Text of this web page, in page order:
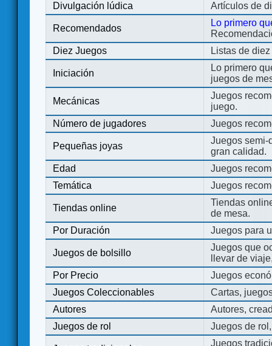
Divulgación lúdica
Artículos de
Recomendados
Lo primero
Diez Juegos
Listas de
Iniciación
Lo primero
juegos de
Mecánicas
Juegos
juego.
Número de jugadores
Juegos
Pequeñas joyas
Juegos semi-
gran calidad.
Edad
Juegos
Temática
Juegos
Tiendas online
Tiendas
de mesa.
Por Duración
Juegos para
Juegos de bolsillo
Juegos que
llevar de
Por Precio
Juegos
Juegos Coleccionables
Cartas,
Autores
Autores,
Juegos de rol
Juegos de
Juegos